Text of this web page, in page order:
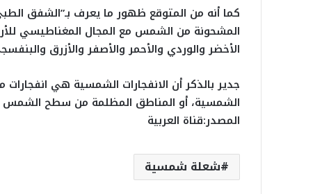
كما أنه من المتوقع ظهور ما يعرف بـ”الشفق
المشحونة من الشمس مع المجال المغناطيسي
الأخضر والوردي والأحمر والأصفر والأزرق
جدير بالذكر أن الانفجارات الشمسية هي
الشمسية، أو المناطق المظلمة من سطح الشمس
المصدر:قناة العربية
شعلة شمسية